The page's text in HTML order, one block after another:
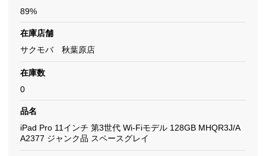
89%
在庫店舗
サクモバ 秋葉原店
在庫数
0
品名
iPad Pro 11インチ 第3世代 Wi-Fiモデル 128GB MHQR3J/A
A2377 ジャンク品 スペースグレイ